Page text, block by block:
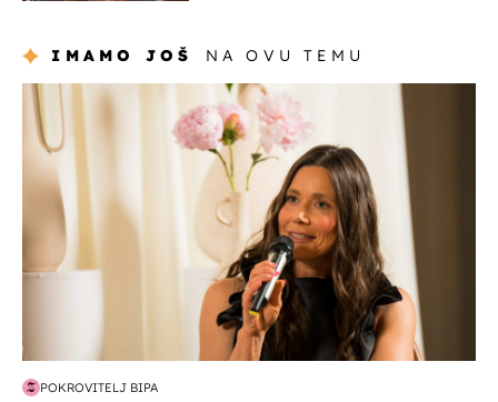
IMAMO JOŠ NA OVU TEMU
moda & ljepota
POKROVITELJ BIPA